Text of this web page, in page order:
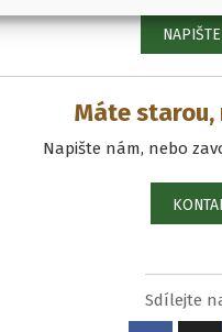
Máte
Napište nám, nebo
Sdílejte